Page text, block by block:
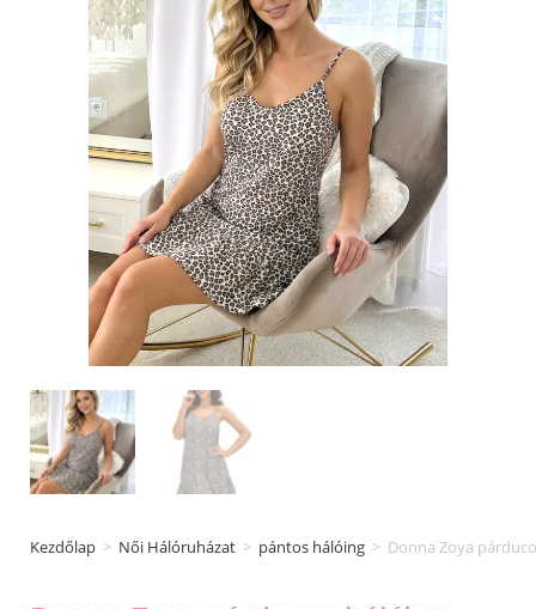
Kezdőlap > Női Hálóruházat > pántos hálóing > Donna Zoya